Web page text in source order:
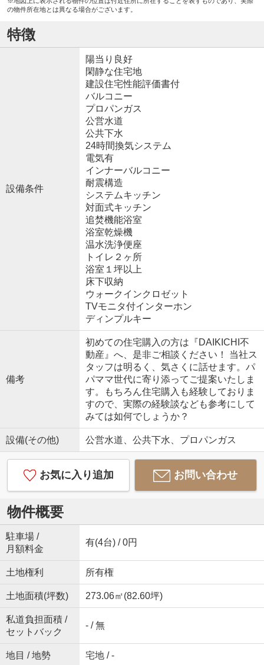
の物件所在地とは異なる場合がございます。
特徴
設備条件
陽当り良好
閑静な住宅地
建設住宅性能評価書付
バルコニー
プロパンガス
公営水道
公共下水
24時間換気システム
電気有
インナーバルコニー
耐震構造
システムキッチン
対面式キッチン
追焚機能浴室
浴室乾燥機
温水洗浄便座
トイレ２ヶ所
浴室１坪以上
床下収納
ウォークインクロゼット
TVモニタ付インターホン
ディンプルキー
備考
初めての住宅購入の方は『DAIKICHI不
動産』へ、是非ご相談ください！ 当社ス
タッフは明るく、気さくに話せます。パ
パママ世代に寄り添ってご提案いたしま
す。もちろん住宅購入も経験しておりま
すので、実際の経験談なども参考にして
みては如何でしょうか？
設備(その他) 公営水道、公共下水、プロパンガス
お気に入り追加 お問い合わせ
物件概要
駐車場 /
月額料金
有(4台) / 0円
土地権利 所有権
土地面積(坪数) 273.06㎡(82.60坪)
私道負担面積 /
セットバック
- / 無
地目 / 地勢 宅地 / -